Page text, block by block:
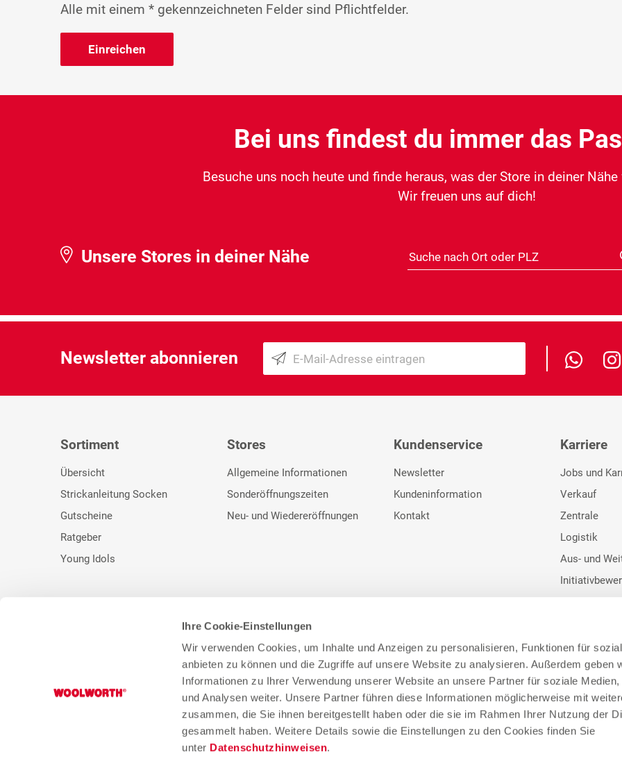
Ihre Cookie-Einstellungen
Wir verwenden Cookies, um Inhalte und Anzeigen zu personalisieren, Funktionen für
anbieten zu können und die Zugriffe auf unsere Website zu analysieren. Außerdem geben
Informationen zu Ihrer Verwendung unserer Website an unsere Partner für soziale Medien,
und Analysen weiter. Unsere Partner führen diese Informationen möglicherweise mit
zusammen, die Sie ihnen bereitgestellt haben oder die sie im Rahmen Ihrer Nutzung der
gesammelt haben. Weitere Details sowie die Einstellungen zu den Cookies finden Sie
unter Datenschutzhinweisen.
Alle mit einem * gekennzeichneten Felder sind Pflichtfelder.
Einreichen
Bei uns findest du immer das
Besuche uns noch heute und finde heraus, was der Store in deiner
Wir freuen uns auf dich!
Unsere Stores in deiner Nähe Distanz
Newsletter abonnieren
Sortiment
Übersicht
Strickanleitung Socken
Gutscheine
Ratgeber
Young Idols
Stores
Allgemeine Informationen
Sonderöffnungszeiten
Neu- und Wiedereröffnungen
Kundenservice
Newsletter
Kundeninformation
Kontakt
Karriere
Jobs und
Verkauf
Zentrale
Logistik
Aus- und
Google
4